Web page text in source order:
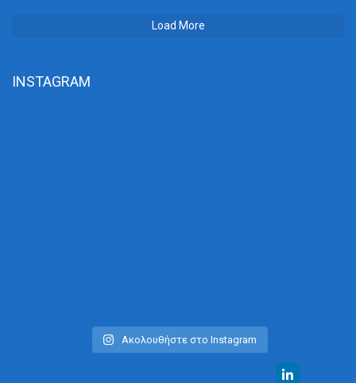
Load More
INSTAGRAM
Ακολουθήστε στο Instagram